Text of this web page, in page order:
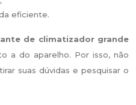
eficiente.
de climatizador grande
a do aparelho. Por isso, não
suas dúvidas e pesquisar o